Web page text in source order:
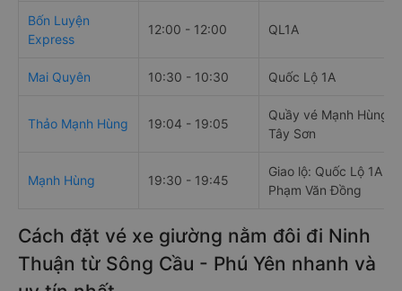
Bốn Luyện
Express
12:00 - 12:00 QL1A
Mai Quyên 10:30 - 10:30 Quốc Lộ 1A
Thảo Mạnh Hùng 19:04 - 19:05
Quầy vé Mạnh Hùng,
Tây Sơn
Mạnh Hùng 19:30 - 19:45
Giao lộ: Quốc Lộ 1A &
Phạm Văn Đồng
Cách đặt vé xe giường nằm đôi đi Ninh
Thuận từ Sông Cầu - Phú Yên nhanh và